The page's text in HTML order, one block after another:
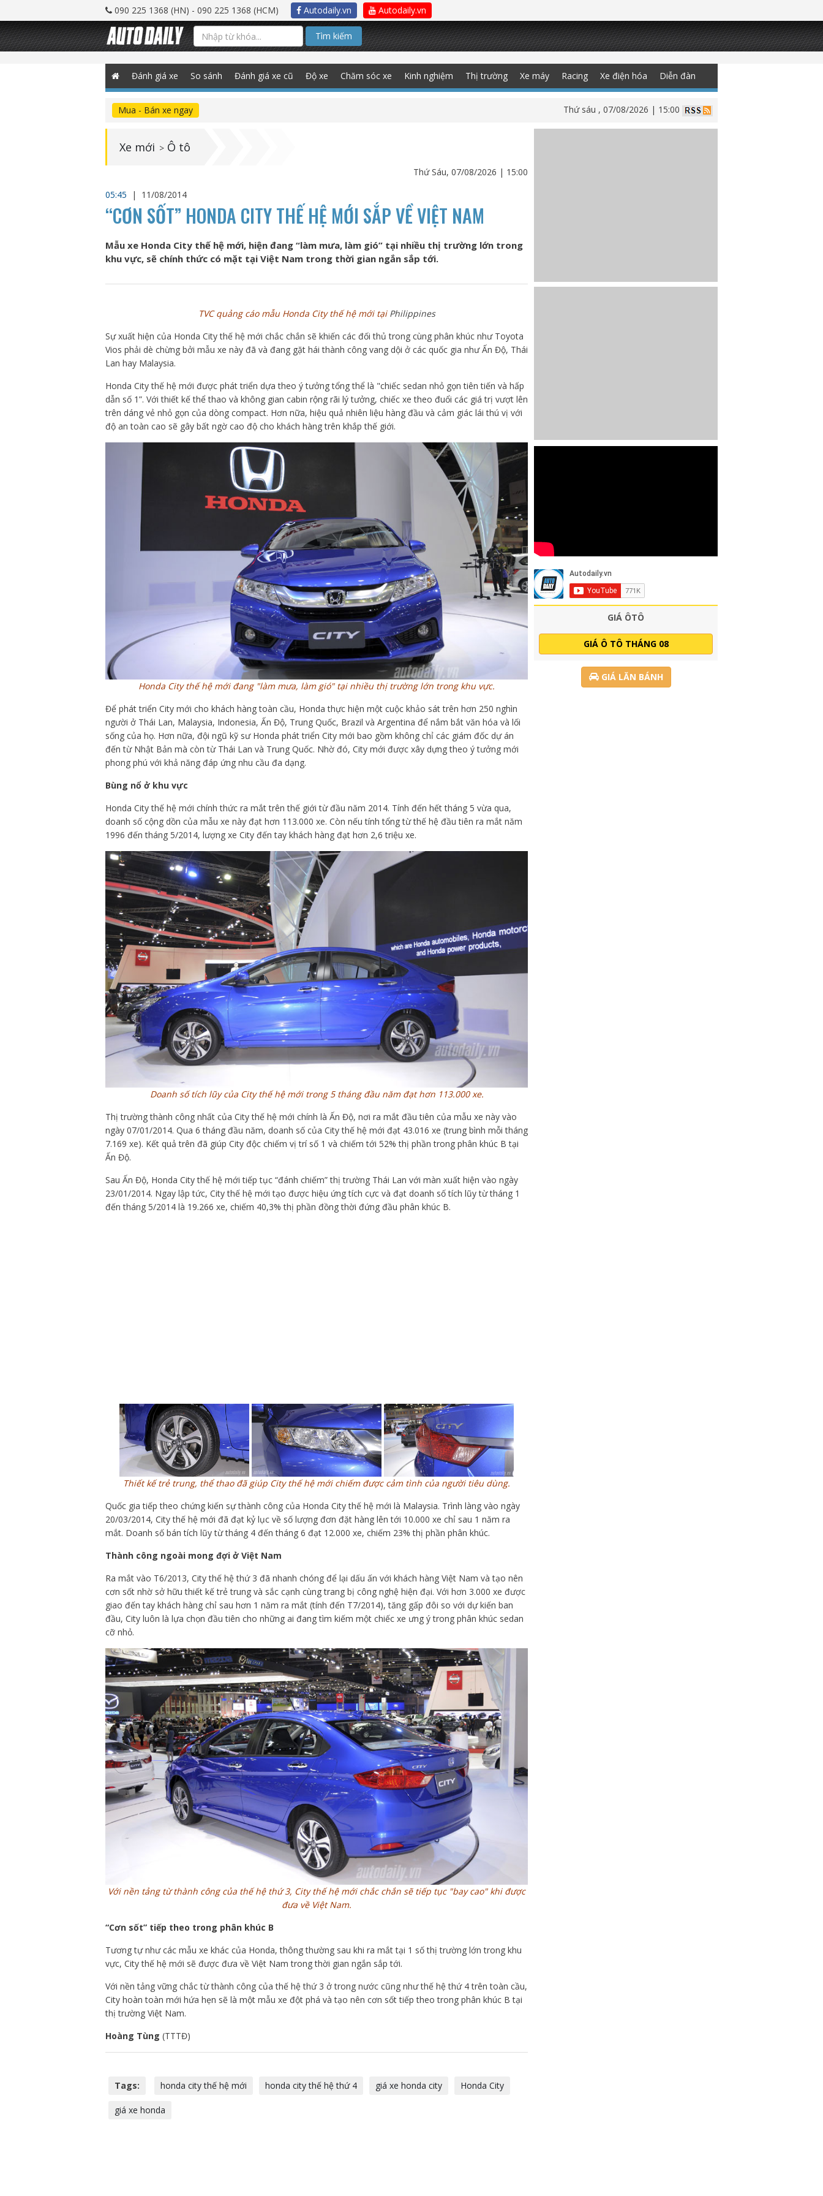
090 225 1368 (HN) - 090 225 1368 (HCM) Autodaily.vn Autodaily.vn
Tìm kiếm
Đánh giá xe So sánh Đánh giá xe cũ Độ xe Chăm sóc xe Kinh nghiệm Thị trường Xe máy Racing Xe điện hóa Diễn đàn
Mua - Bán xe ngay Thứ sáu , 07/08/2026 | 15:00
Xe mới > Ô tô
Thứ Sáu, 07/08/2026 | 15:00
05:45
| 11/08/2014
“CƠN SỐT” HONDA CITY THẾ HỆ MỚI SẮP VỀ VIỆT NAM
Mẫu xe Honda City thế hệ mới, hiện đang “làm mưa, làm gió” tại nhiều thị trường lớn trong
khu vực, sẽ chính thức có mặt tại Việt Nam trong thời gian ngắn sắp tới.
TVC quảng cáo mẫu Honda City thế hệ mới tại Philippines
Sự xuất hiện của Honda City thế hệ mới chắc chắn sẽ khiến các đối thủ trong cùng phân khúc như Toyota
Vios phải dè chừng bởi mẫu xe này đã và đang gặt hái thành công vang dội ở các quốc gia như Ấn Độ, Thái
Lan hay Malaysia.
Honda City thế hệ mới được phát triển dựa theo ý tưởng tổng thể là "chiếc sedan nhỏ gọn tiên tiến và hấp
dẫn số 1”. Với thiết kế thể thao và không gian cabin rộng rãi lý tưởng, chiếc xe theo đuổi các giá trị vượt lên
trên dáng vẻ nhỏ gọn của dòng compact. Hơn nữa, hiệu quả nhiên liệu hàng đầu và cảm giác lái thú vị với
độ an toàn cao sẽ gây bất ngờ cao độ cho khách hàng trên khắp thế giới.
Honda City thế hệ mới đang "làm mưa, làm gió" tại nhiều thị trường lớn trong khu vực.
Để phát triển City mới cho khách hàng toàn cầu, Honda thực hiện một cuộc khảo sát trên hơn 250 nghìn
người ở Thái Lan, Malaysia, Indonesia, Ấn Độ, Trung Quốc, Brazil và Argentina để nắm bắt văn hóa và lối
sống của họ. Hơn nữa, đội ngũ kỹ sư Honda phát triển City mới bao gồm không chỉ các giám đốc dự án
đến từ Nhật Bản mà còn từ Thái Lan và Trung Quốc. Nhờ đó, City mới được xây dựng theo ý tưởng mới
phong phú với khả năng đáp ứng nhu cầu đa dạng.
Bùng nổ ở khu vực
Honda City thế hệ mới chính thức ra mắt trên thế giới từ đầu năm 2014. Tính đến hết tháng 5 vừa qua,
doanh số cộng dồn của mẫu xe này đạt hơn 113.000 xe. Còn nếu tính tổng từ thế hệ đầu tiên ra mắt năm
1996 đến tháng 5/2014, lượng xe City đến tay khách hàng đạt hơn 2,6 triệu xe.
Doanh số tích lũy của City thế hệ mới trong 5 tháng đầu năm đạt hơn 113.000 xe.
Thị trường thành công nhất của City thế hệ mới chính là Ấn Độ, nơi ra mắt đầu tiên của mẫu xe này vào
ngày 07/01/2014. Qua 6 tháng đầu năm, doanh số của City thế hệ mới đạt 43.016 xe (trung bình mỗi tháng
7.169 xe). Kết quả trên đã giúp City độc chiếm vị trí số 1 và chiếm tới 52% thị phần trong phân khúc B tại
Ấn Độ.
Sau Ấn Độ, Honda City thế hệ mới tiếp tục “đánh chiếm” thị trường Thái Lan với màn xuất hiện vào ngày
23/01/2014. Ngay lập tức, City thế hệ mới tạo được hiệu ứng tích cực và đạt doanh số tích lũy từ tháng 1
đến tháng 5/2014 là 19.266 xe, chiếm 40,3% thị phần đồng thời đứng đầu phân khúc B.
Thiết kế trẻ trung, thể thao đã giúp City thế hệ mới chiếm được cảm tình của người tiêu dùng.
Quốc gia tiếp theo chứng kiến sự thành công của Honda City thế hệ mới là Malaysia. Trình làng vào ngày
20/03/2014, City thế hệ mới đã đạt kỷ lục về số lượng đơn đặt hàng lên tới 10.000 xe chỉ sau 1 năm ra
mắt. Doanh số bán tích lũy từ tháng 4 đến tháng 6 đạt 12.000 xe, chiếm 23% thị phần phân khúc.
Thành công ngoài mong đợi ở Việt Nam
Ra mắt vào T6/2013, City thế hệ thứ 3 đã nhanh chóng để lại dấu ấn với khách hàng Việt Nam và tạo nên
cơn sốt nhờ sở hữu thiết kế trẻ trung và sắc cạnh cùng trang bị công nghệ hiện đại. Với hơn 3.000 xe được
giao đến tay khách hàng chỉ sau hơn 1 năm ra mắt (tính đến T7/2014), tăng gấp đôi so với dự kiến ban
đầu, City luôn là lựa chọn đầu tiên cho những ai đang tìm kiếm một chiếc xe ưng ý trong phân khúc sedan
cỡ nhỏ.
Với nền tảng từ thành công của thế hệ thứ 3, City thế hệ mới chắc chắn sẽ tiếp tục "bay cao" khi được
đưa về Việt Nam.
“Cơn sốt” tiếp theo trong phân khúc B
Tương tự như các mẫu xe khác của Honda, thông thường sau khi ra mắt tại 1 số thị trường lớn trong khu
vực, City thế hệ mới sẽ được đưa về Việt Nam trong thời gian ngắn sắp tới.
Với nền tảng vững chắc từ thành công của thế hệ thứ 3 ở trong nước cũng như thế hệ thứ 4 trên toàn cầu,
City hoàn toàn mới hứa hẹn sẽ là một mẫu xe đột phá và tạo nên cơn sốt tiếp theo trong phân khúc B tại
thị trường Việt Nam.
Hoàng Tùng (TTTĐ)
Tags: honda city thế hệ mới honda city thế hệ thứ 4 giá xe honda city Honda City
giá xe honda
GIÁ ÔTÔ
GIÁ Ô TÔ THÁNG 08
GIÁ LĂN BÁNH